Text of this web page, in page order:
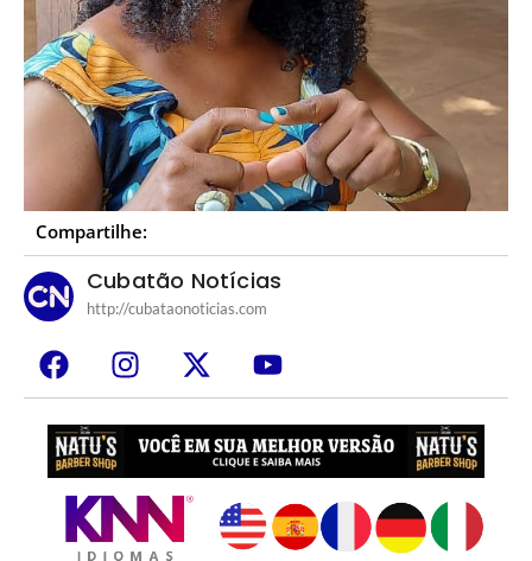
Compartilhe:
Cubatão Notícias
http://cubataonoticias.com